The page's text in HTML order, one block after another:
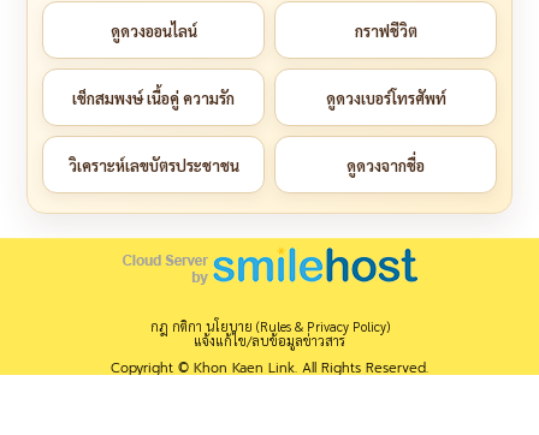
ดูดวงออนไลน์ กราฟชีวิต
เช็กสมพงษ์ เนื้อคู่ ความรัก ดูดวงเบอร์โทรศัพท์
วิเคราะห์เลขบัตรประชาชน ดูดวงจากชื่อ
กฎ กติกา นโยบาย (Rules & Privacy Policy)
แจ้งแก้ไข/ลบข้อมูลข่าวสาร
Copyright © Khon Kaen Link. All Rights Reserved.